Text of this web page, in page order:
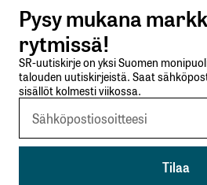
Lähetä kommentti
Pysy mukana
rytmissä!
SR-uutiskirje on yksi Suomen
talouden uutiskirjeistä. Saat
sisällöt kolmesti viikossa.